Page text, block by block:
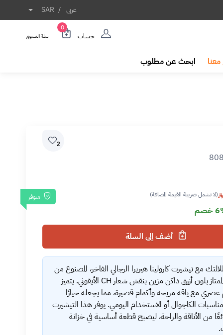
عربى /
SAR
حساب
0
سلة التسوق
معنا ابحث عن مطلوب
2
متوفر (لا تشمل ضريبة القيمة المضافة)
أضف إلى السلة
مع تيشيرت كارولينا هيريرا الرجالي الفاخر، المصنوع من
القطن الممتاز بلون أزرق داكن مزين بنقش شعار CH الأيقوني. يتميز
مع ياقة مريحة وأكمام قصيرة، مما يجعله خيارًا
الكاجوال أو الاستخدام اليومي. يوفر هذا التيشيرت
من الأناقة والراحة، ليصبح قطعة أساسية في خزانة